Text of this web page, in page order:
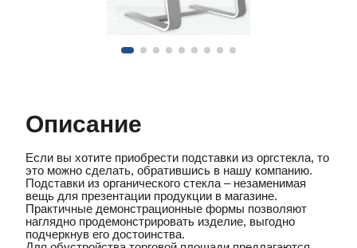
Описание
Если вы хотите приобрести подставки из оргстекла, то
это можно сделать, обратившись в нашу компанию.
Подставки из органического стекла – незаменимая
вещь для презентации продукции в магазине.
Практичные демонстрационные формы позволяют
наглядно продемонстрировать изделие, выгодно
подчеркнув его достоинства.